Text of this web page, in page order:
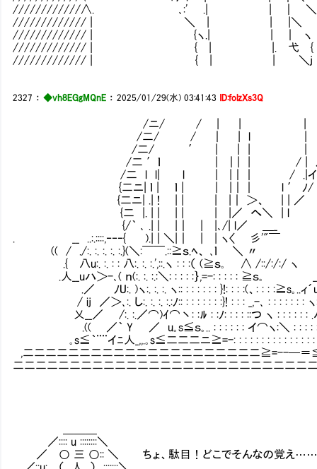
////////////∧. ､:' .| | ｜ ＼
///////////// | ＼ | | |＼ ヽ '
///////////// | {ヽ.| | ｜ ヽ '，
///////////// | { | |. 弋 { ‘
///////////// | { | | ＼j }
2327 ：◆vh8EGgMQnE ：2025/01/29(水) 03:41:43 ID:folzXs3Q
/ニ/ / | | | ｜ | | | | |
/二/ / ｜ | l | | | | | | | l＼
/二/ ′ | | | | | | | l ｌ
/二 ′ｌ | ｜| | / | ﾉ 厶|－/
/二 l l| l | |｜｜ / .|イ´ / /
{二ニ| ｌ | ｌ | | |｜｜ l ′ ﾉ/ /r
{二ニ| .| ! | | | |｜ ＞、 | | ／ lり
{二 |. | | | | | |／ へ＼ | l ` ー '
{/｀ ､ .| | |｜ | |､/| l／ ＿_ /:/:/:/
. __ ..:.::::,‐‐‐{ ).| | ＼|｜ | | ヽ〈 彡
(( / ./:. :. :. :. :.}(＼:￣￣.::≧ｓ.ﾍ、 ､ｌ
.{ 八u:. :. : : 八:. :. :.',::.ヽ : : :（ (≧ｓ｡ ∧ /
.人__uハ＞-､( ｎ(:. :. :.:＼: : : : :｝,=-: : : : : ≧ｓ｡ __
.／ ﾉU:. )ヽ:. :. :. ヽ:: : : : : : : }!: : : :(、: : : :≧s｡..ィ
/ ij ／＞､:. し:. :. :. :.:ﾉ:: : : : : : : :}! : : : _,-､ : : : : : : :
乂__／ /:. :.／⌒)ｲ⌒丶: :ﾙ : :ﾉ: : : : ::つ ヽ : : : : : : .ハ:
.(( ／｀ Y ／ u｡s≦ｓ｡.. : : : : : : イ⌒ヽ:＼ : : : : : : : : : :
｡s≦｀¨¨イﾆ人_,,.｡s≦二二二ニ≧=-: : : : : : : : : : : : : : : : :
,二二二二二二二二二二二二二二二二二二二二二≧=--─＝
二二二二二二二二二二二二二二二二二二二二二二二二二
／:::: u ::::::::＼
／ ○ 三 ○:: ＼ ちょ、駄目！どこでそんなの覚え
／::u: （__人__） :::::::＼